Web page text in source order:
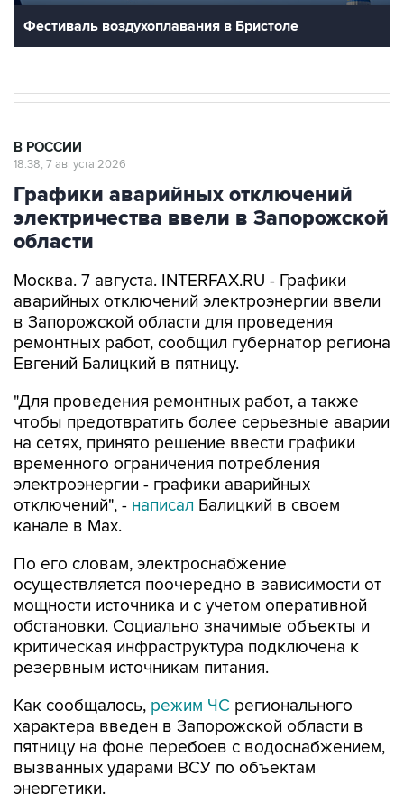
Графики аварийных отключений
электричества ввели в Запорожской
области
Москва. 7 августа. INTERFAX.RU - Графики
в Запорожской области для проведения
ремонтных работ, сообщил губернатор региона
Евгений Балицкий в пятницу.
"Для проведения ремонтных работ, а также
на сетях, принято решение ввести графики
временного ограничения потребления
электроэнергии - графики аварийных
отключений", -написалБалицкий в своем
канале в Max.
По его словам, электроснабжение
мощности источника и с учетом оперативной
обстановки. Социально значимые объекты и
критическая инфраструктура подключена к
резервным источникам питания.
Как сообщалось,режим ЧСрегионального
пятницу на фоне перебоев с водоснабжением,
вызванных ударами ВСУ по объектам
энергетики.